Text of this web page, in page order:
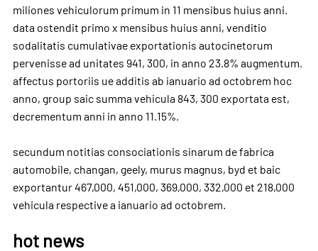
miliones vehiculorum primum in 11 mensibus huius anni.
data ostendit primo x mensibus huius anni, venditio
sodalitatis cumulativae exportationis autocinetorum
pervenisse ad unitates 941, 300, in anno 23.8% augmentum.
affectus portoriis ue additis ab ianuario ad octobrem hoc
anno, group saic summa vehicula 843, 300 exportata est,
decrementum anni in anno 11.15%.
secundum notitias consociationis sinarum de fabrica
automobile, changan, geely, murus magnus, byd et baic
exportantur 467,000, 451,000, 369,000, 332,000 et 218,000
vehicula respective a ianuario ad octobrem.
hot news